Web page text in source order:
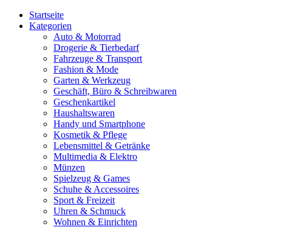
Startseite
Kategorien
Auto & Motorrad
Drogerie & Tierbedarf
Fahrzeuge & Transport
Fashion & Mode
Garten & Werkzeug
Geschäft, Büro & Schreibwaren
Geschenkartikel
Haushaltswaren
Handy und Smartphone
Kosmetik & Pflege
Lebensmittel & Getränke
Multimedia & Elektro
Münzen
Spielzeug & Games
Schuhe & Accessoires
Sport & Freizeit
Uhren & Schmuck
Wohnen & Einrichten